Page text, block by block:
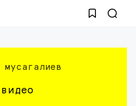
мусагалиев